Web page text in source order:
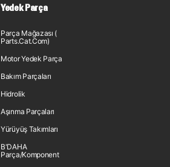
Yedek Parça
Parça Mağazası (
Parts.Cat.Com)
Motor Yedek Parça
Bakım Parçaları
Hidrolik
Aşınma Parçaları
Yürüyüş Takımları
B'DAHA
Parça/Komponent